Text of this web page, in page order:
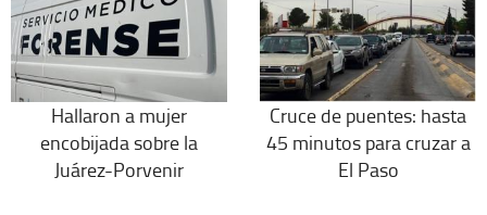
Hallaron a mujer
encobijada sobre la
Juárez-Porvenir
Cruce de puentes: hasta
45 minutos para cruzar a
El Paso